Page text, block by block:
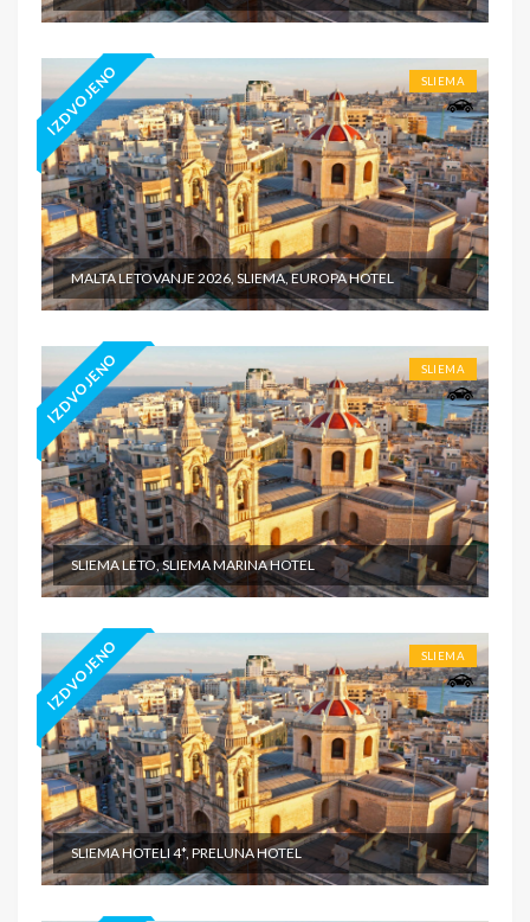
IZDVOJENO SLIEMA
MALTA LETOVANJE 2026, SLIEMA, EUROPA HOTEL
IZDVOJENO SLIEMA
SLIEMA LETO, SLIEMA MARINA HOTEL
IZDVOJENO SLIEMA
SLIEMA HOTELI 4*, PRELUNA HOTEL